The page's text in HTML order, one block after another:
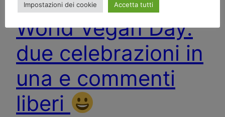
World Vegan Day:
due celebrazioni in
una e commenti
liberi
Impostazioni dei cookie Accetta tutti